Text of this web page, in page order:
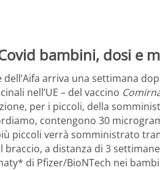
bambini, dosi e
dell’Aifa arriva una settimana
nell’UE – del vaccino
per i piccoli, della
contengono 30
piccoli verrà somministrato
a distanza di 3
di Pfizer/BioNTech nei